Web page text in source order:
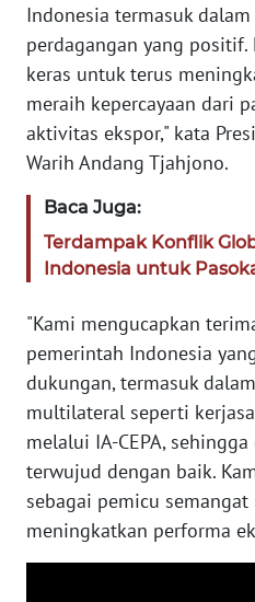
Indonesia termasuk
perdagangan yang positif.
keras untuk terus
meraih kepercayaan dari
aktivitas ekspor," kata
Warih Andang Tjahjono.
Baca Juga:
Terdampak Konflik
Indonesia untuk
"Kami mengucapkan
pemerintah Indonesia
dukungan, termasuk
multilateral seperti
melalui IA-CEPA,
terwujud dengan baik.
sebagai pemicu
meningkatkan performa
WN
WN
KEPRI
WN
BARAT
WN
RIAU
WN
SERAMBI